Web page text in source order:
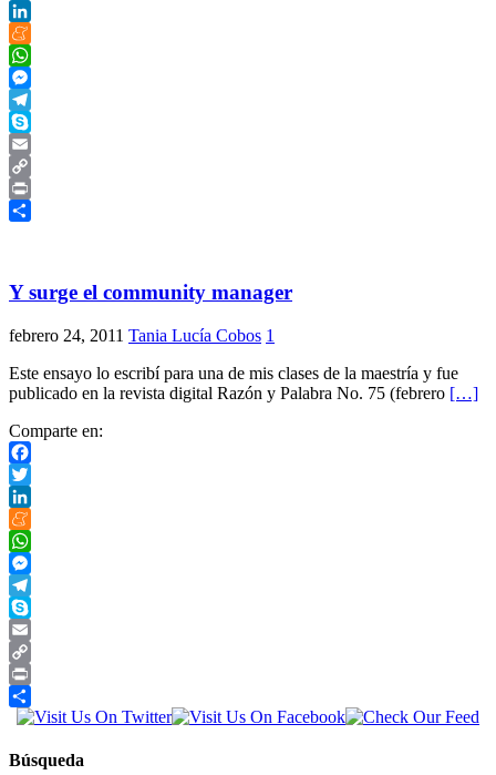
Twitter
LinkedIn
Meneame
WhatsApp
Messenger
Telegram
Skype
Email
Copy
Link
Print
Y surge el community manager
febrero 24, 2011 Tania Lucía Cobos 1
Este ensayo lo escribí para una de mis clases de la maestría y fue
publicado en la revista digital Razón y Palabra No. 75 (febrero […]
Comparte en:
Facebook
Twitter
LinkedIn
Meneame
WhatsApp
Messenger
Telegram
Skype
Email
Copy
Link
Print
Compartir
Búsqueda